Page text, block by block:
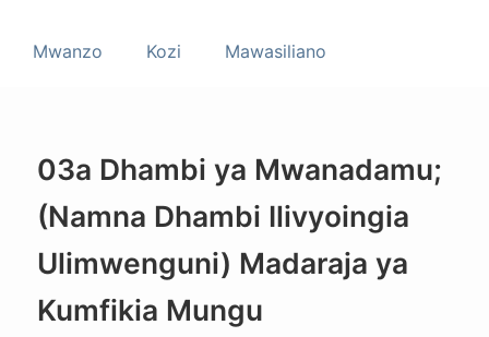
Mwanzo Kozi Mawasiliano
03a Dhambi ya Mwanadamu;
(Namna Dhambi Ilivyoingia
Ulimwenguni) Madaraja ya
Kumfikia Mungu